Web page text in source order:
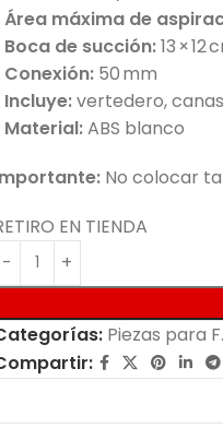
Área máxima de
Boca de succión:13 × 12
Conexión:50 mm
Incluye:vertedero,
Material:ABS blanco
No colocar
EN TIENDA
Piezas para